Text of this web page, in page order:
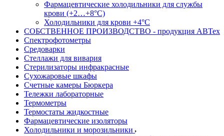
Фармацевтические холодильники для службы
крови (+2…+8°С)
Холодильники для крови +4°С
СОБСТВЕННОЕ ПРОИЗВОДСТВО - продукция АВТех
Спектрофотометры
Средоварки
Стеллажи для вивария
Стерилизаторы инфракрасные
Сухожаровые шкафы
Счетные камеры Бюркера
Тележки лабораторные
Термометры
Термостаты жидкостные
Фармацевтические изоляторы
Холодильники и морозильники